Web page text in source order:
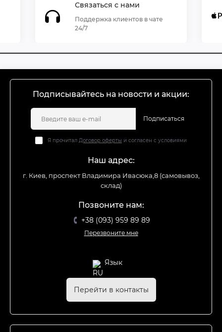
Связаться с нами
Поддержка клиентов в чате
24/7
Подписывайтесь на новости и акции:
Подписаться
Я прочитал Договор оферты и согласен с условиями
Наш адрес:
г. Киев, проспект Владимира Ивасюка,8 (самовывоз,
склад)
Позвоните нам:
+38 (093) 959 89 89
Перезвоните мне
Язык
Перейти в контакты